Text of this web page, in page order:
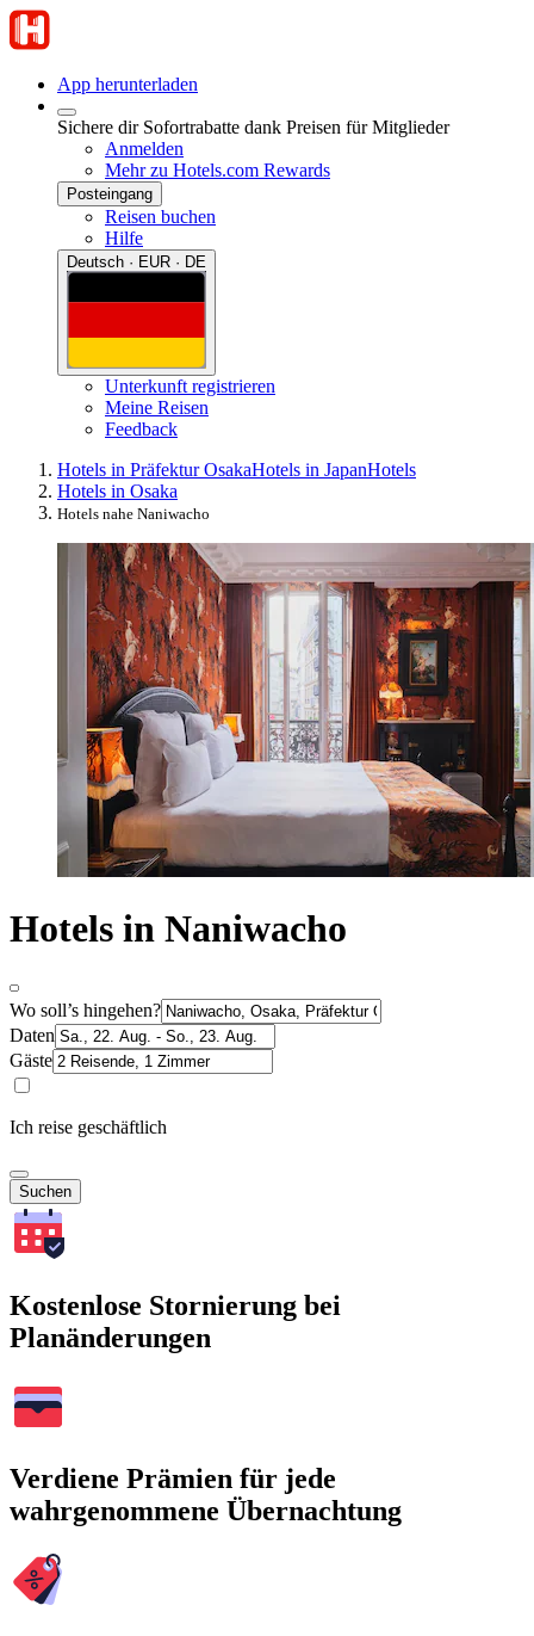
App herunterladen
Sichere dir Sofortrabatte dank Preisen für Mitglieder
Anmelden
Mehr zu Hotels.com Rewards
Posteingang
Reisen buchen
Hilfe
Deutsch · EUR · DE
Unterkunft registrieren
Meine Reisen
Feedback
Hotels in Präfektur OsakaHotels in JapanHotels
Hotels in Osaka
Hotels nahe Naniwacho
Hotels in Naniwacho
Wo soll’s hingehen?
Daten
Gäste
Ich reise geschäftlich
Suchen
Kostenlose Stornierung bei
Planänderungen
Verdiene Prämien für jede
wahrgenommene Übernachtung